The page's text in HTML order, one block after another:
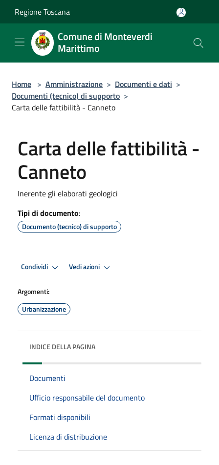
Regione Toscana
Comune di Monteverdi
Marittimo
Home > Amministrazione > Documenti e dati >
Documenti (tecnico) di supporto >
Carta delle fattibilità - Canneto
Carta delle fattibilità -
Canneto
Inerente gli elaborati geologici
Tipi di documento:
Documento (tecnico) di supporto
Condividi Vedi azioni
Argomenti:
Urbanizzazione
INDICE DELLA PAGINA
Documenti
Ufficio responsabile del documento
Formati disponibili
Licenza di distribuzione